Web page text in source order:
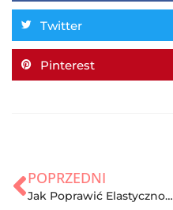
Twitter
Pinterest
POPRZEDNI
Jak Poprawić Elastyczność Ciała? Oto Kilka Sprawdzonych Metod